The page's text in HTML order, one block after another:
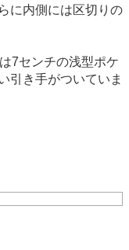
に内側には区切りの
7センチの浅型ポケ
引き手がついていま